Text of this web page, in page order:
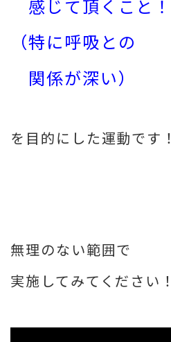
感じて頂くこと！
（特に呼吸との
関係が深い）
を目的にした運動です！
無理のない範囲で
実施してみてください！